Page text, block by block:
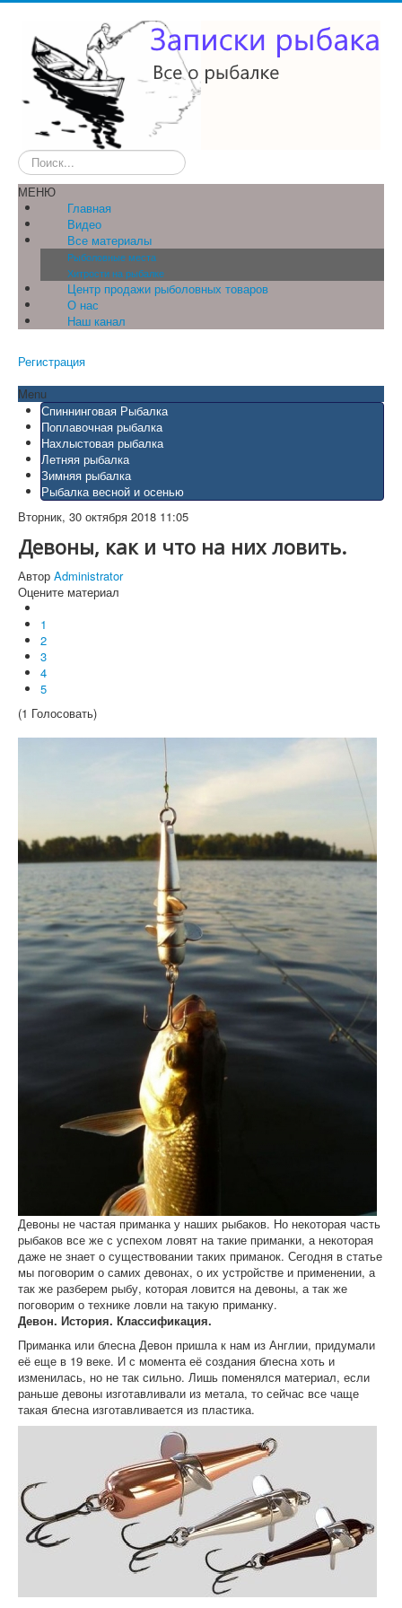
Искать...
МЕНЮ
Главная
Видео
Все материалы
Рыболовные места
Хитрости на рыбалке
Центр продажи рыболовных товаров
О нас
Наш канал
Регистрация
Menu
Спиннинговая Рыбалка
Поплавочная рыбалка
Нахлыстовая рыбалка
Летняя рыбалка
Зимняя рыбалка
Рыбалка весной и осенью
Вторник, 30 октября 2018 11:05
Девоны, как и что на них ловить.
Автор Administrator
Оцените материал
1
2
3
4
5
(1 Голосовать)
Девоны не частая приманка у наших рыбаков. Но некоторая часть
рыбаков все же с успехом ловят на такие приманки, а некоторая
даже не знает о существовании таких приманок. Сегодня в статье
мы поговорим о самих девонах, о их устройстве и применении, а
так же разберем рыбу, которая ловится на девоны, а так же
поговорим о технике ловли на такую приманку.
Девон. История. Классификация.
Приманка или блесна Девон пришла к нам из Англии, придумали
её еще в 19 веке. И с момента её создания блесна хоть и
изменилась, но не так сильно. Лишь поменялся материал, если
раньше девоны изготавливали из метала, то сейчас все чаще
такая блесна изготавливается из пластика.